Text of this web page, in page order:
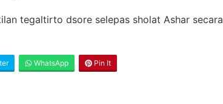
tegaltirto dsore selepas sholat Ashar
WhatsApp Pin It